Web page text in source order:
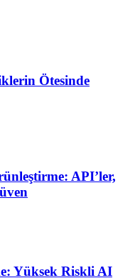
Ötesinde
API’ler,
Yüksek Riskli AI